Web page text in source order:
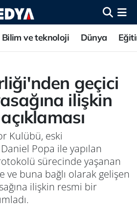
Bilim ve teknoloji Dünya
geçici
ilişkin
Kulübü, eski
Popa ile yapılan
sürecinde yaşanan
ve buna bağlı olarak gelişen
ilişkin resmi bir